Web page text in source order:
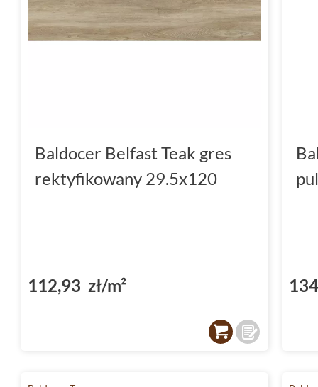
Baldocer Belfast Teak gres
rektyfikowany 29.5x120
112,93 zł/m²